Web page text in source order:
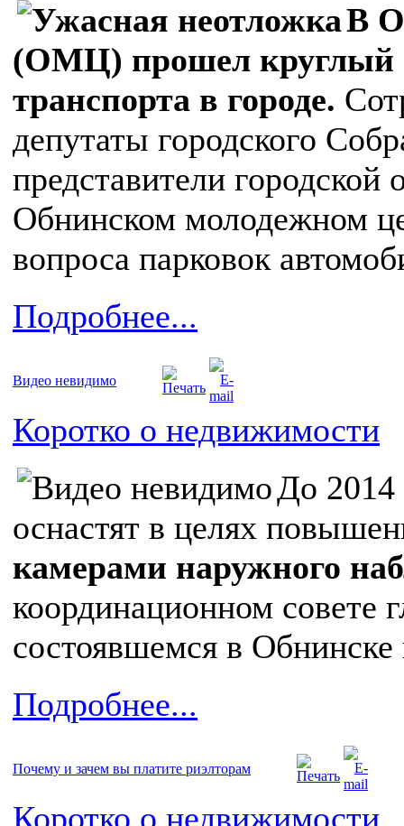
В
(ОМЦ) прошел круглый
транспорта в городе.
депутаты городского
представители
Обнинском молодежном
вопроса парковок
Подробнее...
Видео невидимо
Коротко о недвижимости
До 2014
оснастят в целях
камерами наружного
координационном совете
состоявшемся в
Подробнее...
Почему и зачем вы платите риэлторам
Коротко о недвижимости